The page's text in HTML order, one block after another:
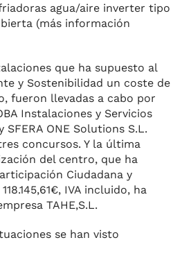
agua/aire inverter tipo
(más información
que ha supuesto al
y Sostenibilidad un coste de
fueron llevadas a cabo por
Instalaciones y Servicios
SFERA ONE Solutions S.L.
concursos. Y la última
del centro, que ha
Ciudadana y
IVA incluido, ha
TAHE,S.L.
se han visto